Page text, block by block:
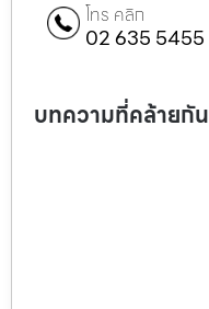
โทร คลิก
02 635 5455
บทความที่คล้ายกัน